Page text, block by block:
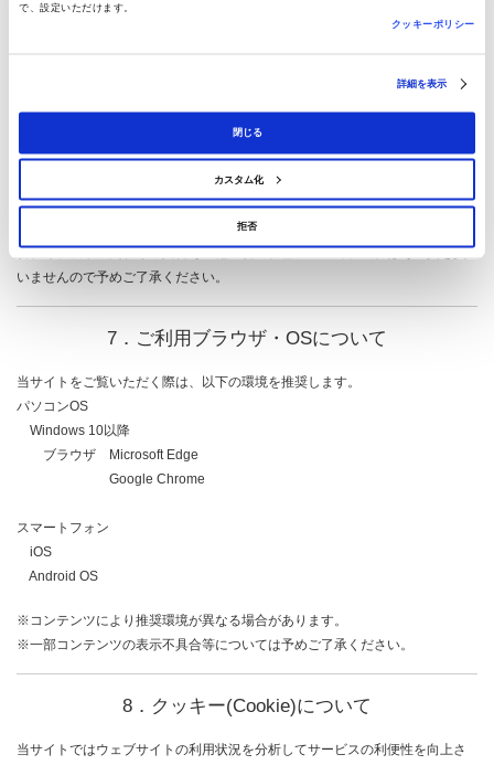
で、設定いただけます。
クッキーポリシー
詳細を表示
閉じる
カスタム化
拒否
当社はその責を負いませんので予めご了承ください。
当サイトに掲載されている商品・キャンペーン等に関する情報は、当社が販
って、その全てを網羅するものではありませんので予めご了承ください。ま
り、当サイトに掲載後、事前に予告することなく名称や内容等の改廃を行う
場合や、時間の経過により掲載情報が実際と一致しなくなる場合等がありま
また、当サイトのアドレスは、トップページを含めて事前に予告することな
く変更する場合があります。当サイトのアドレス変更により発生するリンク
切れ等、表示に関わる不具合その他一切の影響について、当社はその責を負
いませんので予めご了承ください。
7．ご利用ブラウザ・OSについて
当サイトをご覧いただく際は、以下の環境を推奨します。
パソコンOS
Windows 10以降
ブラウザ Microsoft Edge
Google Chrome
スマートフォン
iOS
Android OS
※コンテンツにより推奨環境が異なる場合があります。
※一部コンテンツの表示不具合等については予めご了承ください。
8．クッキー(Cookie)について
当サイトではウェブサイトの利用状況を分析してサービスの利便性を向上さ